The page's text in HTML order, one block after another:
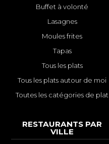
Buffet à volonté
Lasagnes
Moules frites
Tapas
Tous les plats
Tous les plats autour de moi
Toutes les catégories de plat
RESTAURANTS PAR
VILLE